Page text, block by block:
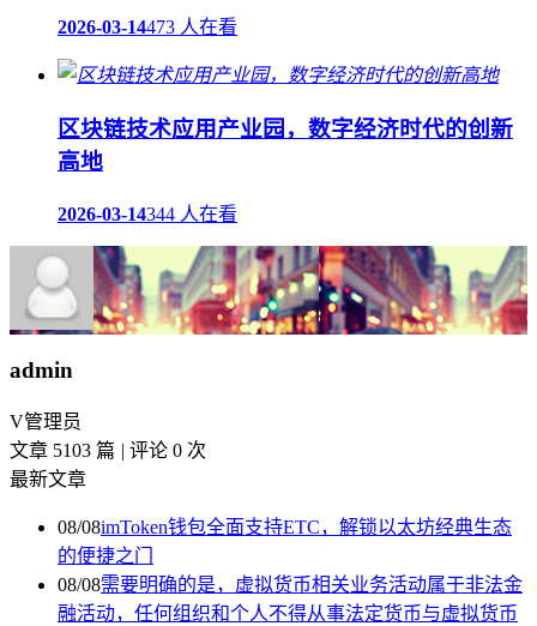
2026-03-14473 人在看
区块链技术应用产业园，数字经济时代的创新
高地
2026-03-14344 人在看
admin
V管理员
文章 5103 篇 | 评论 0 次
最新文章
08/08imToken钱包全面支持ETC，解锁以太坊经典生态
的便捷之门
08/08需要明确的是，虚拟货币相关业务活动属于非法金
融活动，任何组织和个人不得从事法定货币与虚拟货币